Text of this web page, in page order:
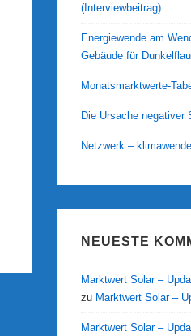
(Interviewbeitrag)
Energiewende am
Gebäude für
Monatsmarktwerte-
Die Ursache negativer
Netzwerk –
NEUESTE
Marktwert Solar –
zu Marktwert Solar –
Marktwert Solar –